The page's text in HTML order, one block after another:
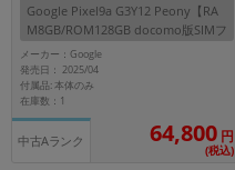
Google Pixel9a G3Y12 Peony【RA
M8GB/ROM128GB docomo版SIMフ
リー】
メーカー：Google
発売日： 2025/04
付属品: 本体のみ
在庫数：1
中古Aランク 64,800 円
(税込)